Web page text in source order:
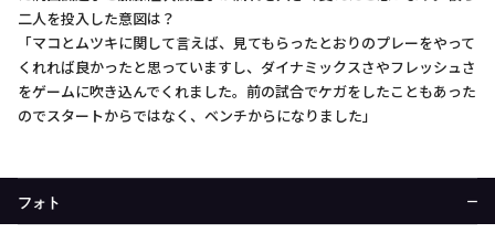
二人を投入した意図は？
「マコとムツキに関して言えば、見てもらったとおりのプレーをやって
くれれば良かったと思っていますし、ダイナミックスさやフレッシュさ
をゲームに吹き込んでくれました。前の試合でケガをしたこともあった
のでスタートからではなく、ベンチからになりました」
フォト